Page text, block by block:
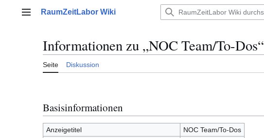
Hauptmenü
RaumZeitLabor Wiki
Informationen zu „NOC Team/To-Dos“
Seite Diskussion
Basisinformationen
Anzeigetitel
NOC Team/To-Dos